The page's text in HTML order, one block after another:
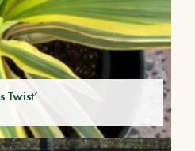
Twist‘